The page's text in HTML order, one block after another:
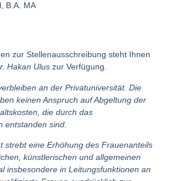
B.A. MA
zur Stellenausschreibung steht Ihnen
Hakan Uluszur Verfügung.
an der Privatuniversität. Die
keinen Anspruch auf Abgeltung der
die durch das
entstanden sind.
strebt eine Erhöhung des Frauenanteils
künstlerischen und allgemeinen
insbesondere in Leitungsfunktionen an